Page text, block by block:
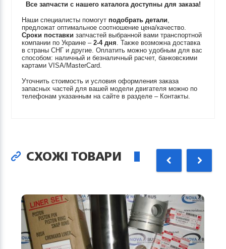
Все запчасти с нашего каталога доступны для заказа!
Наши специалисты помогут подобрать детали,
предложат оптимальное соотношение цена/качество.
Сроки поставки запчастей выбранной вами транспортной
компании по Украине –2-4 дня. Также возможна доставка
в страны СНГ и другие. Оплатить можно удобным для вас
способом: наличный и безналичный расчет, банковскими
картами VISA/MasterCard.
Уточнить стоимость и условия оформления заказа
запасных частей для вашей модели двигателя можно по
телефонам указанным на сайте в разделе – Контакты.
СХОЖІ ТОВАРИ